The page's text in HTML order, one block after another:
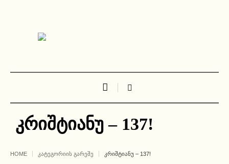
კრიშტიანუ – 137!
HOME ᲙᲐᲢᲔᲒᲝᲠᲘᲘᲡ ᲒᲐᲠᲔᲨᲔ ᲙᲠᲘᲨᲢᲘᲐᲜᲣ – 137!